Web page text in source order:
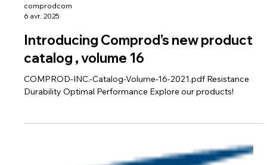
comprodcom
6 avr. 2025
Introducing Comprod’s new product
catalog , volume 16
COMPROD-INC.-Catalog-Volume-16-2021.pdf Resistance
Durability Optimal Performance Explore our products!